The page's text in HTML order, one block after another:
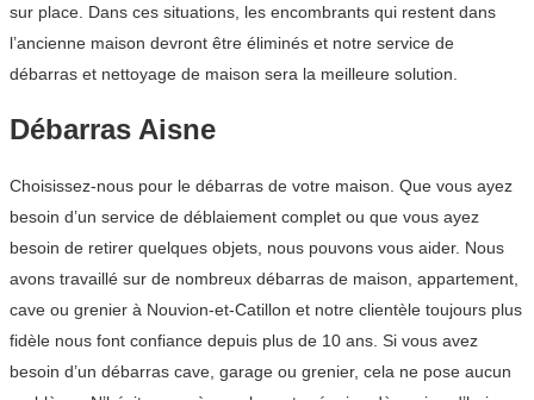
sur place. Dans ces situations, les encombrants qui restent dans
l’ancienne maison devront être éliminés et notre service de
débarras et nettoyage de maison sera la meilleure solution.
Débarras Aisne
Choisissez-nous pour le débarras de votre maison. Que vous ayez
besoin d’un service de déblaiement complet ou que vous ayez
besoin de retirer quelques objets, nous pouvons vous aider. Nous
avons travaillé sur de nombreux débarras de maison, appartement,
cave ou grenier à Nouvion-et-Catillon et notre clientèle toujours plus
fidèle nous font confiance depuis plus de 10 ans. Si vous avez
besoin d’un débarras cave, garage ou grenier, cela ne pose aucun